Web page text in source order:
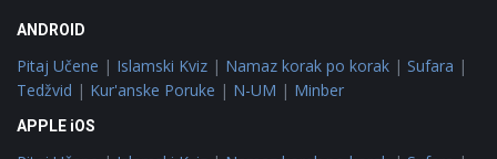
ANDROID
Pitaj Učene | Islamski Kviz | Namaz korak po korak | Sufara |
Tedžvid | Kur'anske Poruke | N-UM | Minber
APPLE iOS